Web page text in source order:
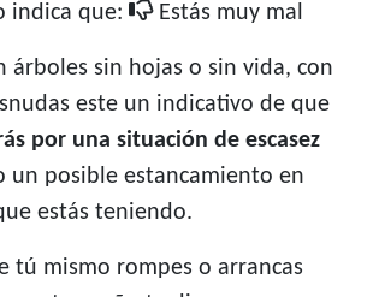
indica que: Estás muy mal
árboles sin hojas o sin vida, con
este un indicativo de que
por una situación de escasez
un posible estancamiento en
estás teniendo.
tú mismo rompes o arrancas